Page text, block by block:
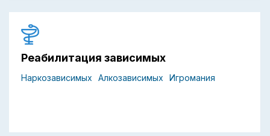
Реабилитация зависимых
Наркозависимых Алкозависимых Игромания